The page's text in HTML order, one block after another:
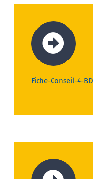
Fiche-Conseil-4-BD